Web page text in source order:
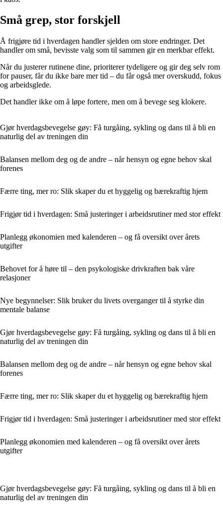
Små grep, stor forskjell
Å frigjøre tid i hverdagen handler sjelden om store endringer. Det
handler om små, bevisste valg som til sammen gir en merkbar effekt.
Når du justerer rutinene dine, prioriterer tydeligere og gir deg selv rom
for pauser, får du ikke bare mer tid – du får også mer overskudd, fokus
og arbeidsglede.
Det handler ikke om å løpe fortere, men om å bevege seg klokere.
Gjør hverdagsbevegelse gøy: Få turgåing, sykling og dans til å bli en
naturlig del av treningen din
Balansen mellom deg og de andre – når hensyn og egne behov skal
forenes
Færre ting, mer ro: Slik skaper du et hyggelig og bærekraftig hjem
Frigjør tid i hverdagen: Små justeringer i arbeidsrutiner med stor effekt
Planlegg økonomien med kalenderen – og få oversikt over årets
utgifter
Behovet for å høre til – den psykologiske drivkraften bak våre
relasjoner
Nye begynnelser: Slik bruker du livets overganger til å styrke din
mentale balanse
Gjør hverdagsbevegelse gøy: Få turgåing, sykling og dans til å bli en
naturlig del av treningen din
Balansen mellom deg og de andre – når hensyn og egne behov skal
forenes
Færre ting, mer ro: Slik skaper du et hyggelig og bærekraftig hjem
Frigjør tid i hverdagen: Små justeringer i arbeidsrutiner med stor effekt
Planlegg økonomien med kalenderen – og få oversikt over årets
utgifter
Gjør hverdagsbevegelse gøy: Få turgåing, sykling og dans til å bli en
naturlig del av treningen din